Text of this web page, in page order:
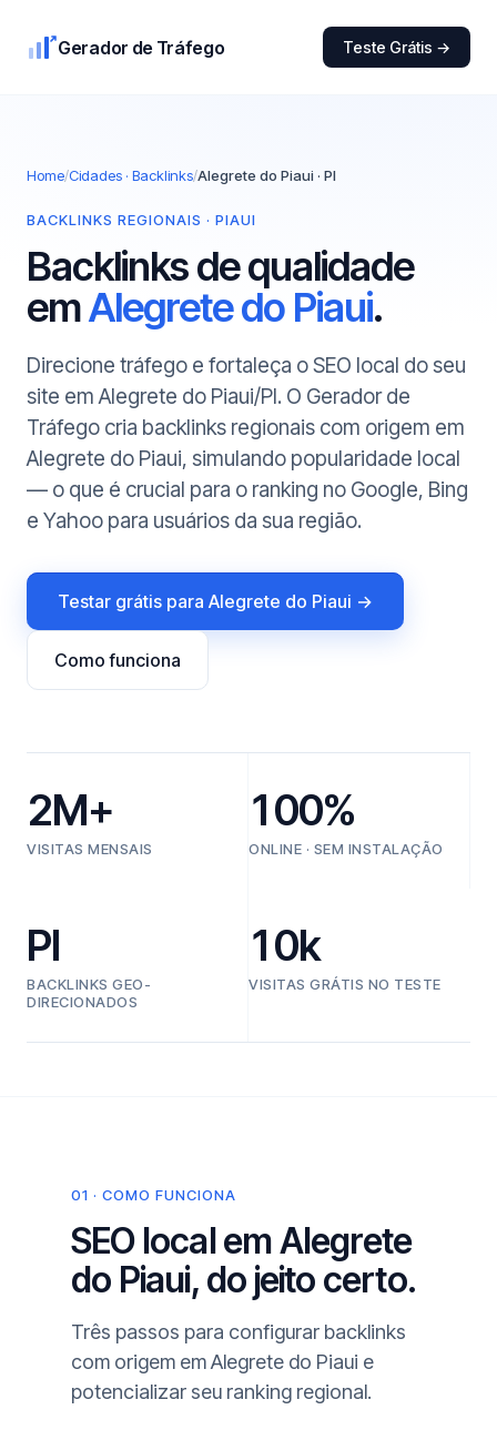
Gerador de Tráfego Teste Grátis →
Home/Cidades · Backlinks/Alegrete do Piaui · PI
BACKLINKS REGIONAIS · PIAUI
Backlinks de qualidade
emAlegrete do Piaui.
Direcione tráfego e fortaleça o SEO local do seu
site em Alegrete do Piaui/PI. O Gerador de
Tráfego cria backlinks regionais com origem em
Alegrete do Piaui, simulando popularidade local
— o que é crucial para o ranking no Google, Bing
e Yahoo para usuários da sua região.
Testar grátis para Alegrete do Piaui →
Como funciona
2M+
VISITAS MENSAIS
100%
ONLINE · SEM INSTALAÇÃO
PI
BACKLINKS GEO-
DIRECIONADOS
10k
VISITAS GRÁTIS NO TESTE
01 · COMO FUNCIONA
SEO local em Alegrete
do Piaui, do jeito certo.
Três passos para configurar backlinks
com origem em Alegrete do Piaui e
potencializar seu ranking regional.